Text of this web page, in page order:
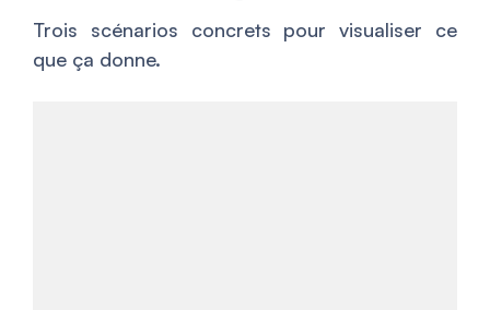
Trois scénarios concrets pour visualiser ce
que ça donne.